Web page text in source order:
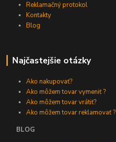
Reklamačný protokol
Kontakty
Blog
Najčastejšie otázky
Ako nakupovať?
Ako môžem tovar vymeniť ?
Ako môžem tovar vrátiť?
Ako môžem tovar reklamovať ?
BLOG